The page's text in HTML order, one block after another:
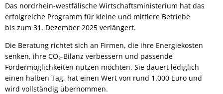
Das nordrhein-westfälische Wirtschaftsministerium hat das
erfolgreiche Programm für kleine und mittlere Betriebe
bis zum 31. Dezember 2025 verlängert.
Die Beratung richtet sich an Firmen, die ihre Energiekosten
senken, ihre CO₂-Bilanz verbessern und passende
Fördermöglichkeiten nutzen möchten. Sie dauert lediglich
einen halben Tag, hat einen Wert von rund 1.000 Euro und
wird vollständig übernommen.